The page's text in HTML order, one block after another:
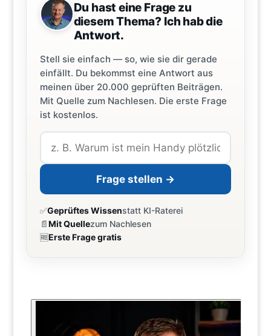
Du hast eine Frage zu
diesem Thema? Ich hab die
Antwort.
Stell sie einfach — so, wie sie dir gerade
einfällt. Du bekommst eine Antwort aus
meinen über 20.000 geprüften Beiträgen.
Mit Quelle zum Nachlesen. Die erste Frage
ist kostenlos.
Frage stellen →
✅Geprüftes Wissenstatt KI-Raterei
📄Mit Quellezum Nachlesen
🆓Erste Frage gratis